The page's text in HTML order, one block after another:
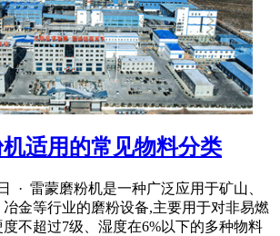
适用的常见物料分类
· 雷蒙磨粉机是一种广泛应用于矿山、
金等行业的磨粉设备,主要用于对非易燃
不超过7级、湿度在6%以下的多种物料